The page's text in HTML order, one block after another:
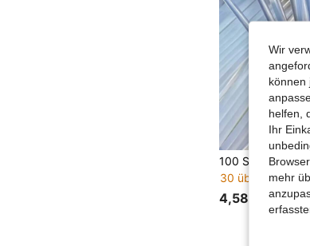
30 übrig
4,58€
Wir
können
helfen,
Ihr
mehr